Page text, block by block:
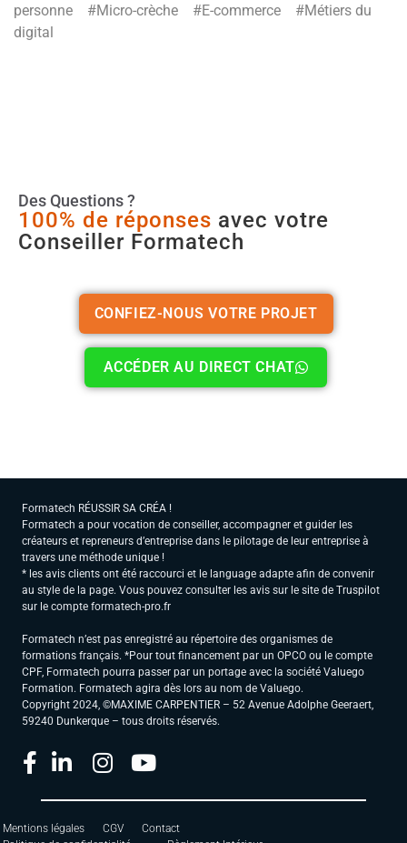
personne #Micro-crèche #E-commerce #Métiers du
digital
Des Questions ?
100% de réponses avec votre
Conseiller Formatech
CONFIEZ-NOUS VOTRE PROJET
ACCÉDER AU DIRECT CHAT
Formatech RÉUSSIR SA CRÉA !
Formatech a pour vocation de conseiller, accompagner et guider les
créateurs et repreneurs d’entreprise dans le pilotage de leur entreprise à
travers une méthode unique !
* les avis clients ont été raccourci et le language adapte afin de convenir
au style de la page. Vous pouvez consulter les avis sur le site de Truspilot
sur le compte formatech-pro.fr
Formatech n’est pas enregistré au répertoire des organismes de
formations français. *Pour tout financement par un OPCO ou le compte
CPF, Formatech pourra passer par un portage avec la société Valuego
Formation. Formatech agira dès lors au nom de Valuego.
Copyright 2024, ©MAXIME CARPENTIER – 52 Avenue Adolphe Geeraert,
59240 Dunkerque – tous droits réservés.
Mentions légales CGV
Contact